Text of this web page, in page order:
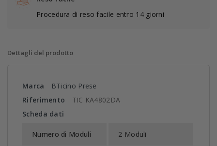
Procedura di reso facile entro 14 giorni
Dettagli del prodotto
Marca
BTicino Prese
Riferimento
TIC KA4802DA
Scheda dati
Numero di Moduli 2 Moduli